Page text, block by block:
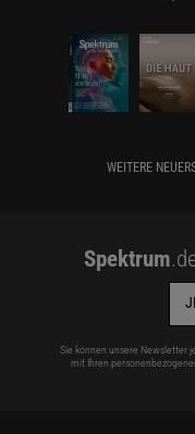
WEITERE
Spektrum
Sie können unsere Newsletter
mit Ihren